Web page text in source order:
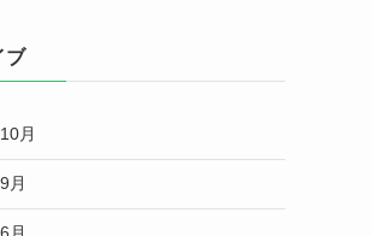
ブ
月
月